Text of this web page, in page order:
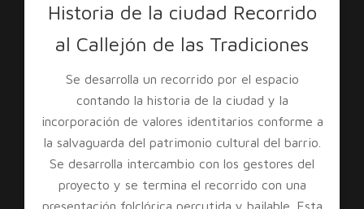
Historia de la ciudad Recorrido
al Callejón de las Tradiciones
Se desarrolla un recorrido por el espacio
contando la historia de la ciudad y la
incorporación de valores identitarios conforme a
la salvaguarda del patrimonio cultural del barrio.
Se desarrolla intercambio con los gestores del
proyecto y se termina el recorrido con una
presentación folclórica percutida y bailable. Esta